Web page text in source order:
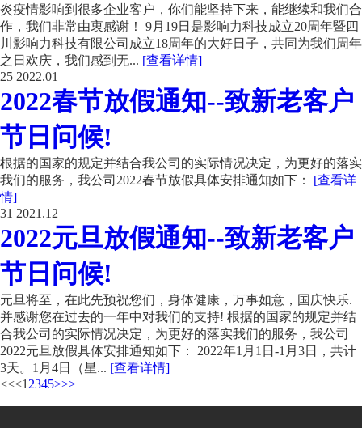
炎疫情影响到很多企业客户，你们能坚持下来，能继续和我们合
作，我们非常由衷感谢！ 9月19日是影响力科技成立20周年暨四
川影响力科技有限公司成立18周年的大好日子，共同为我们周年
之日欢庆，我们感到无... [查看详情]
25 2022.01
2022春节放假通知--致新老客户
节日问候!
根据的国家的规定并结合我公司的实际情况决定，为更好的落实
我们的服务，我公司2022春节放假具体安排通知如下： [查看详
情]
31 2021.12
2022元旦放假通知--致新老客户
节日问候!
元旦将至，在此先预祝您们，身体健康，万事如意，国庆快乐.
并感谢您在过去的一年中对我们的支持! 根据的国家的规定并结
合我公司的实际情况决定，为更好的落实我们的服务，我公司
2022元旦放假具体安排通知如下： 2022年1月1日-1月3日，共计
3天。1月4日（星... [查看详情]
<<<1 2345>>>